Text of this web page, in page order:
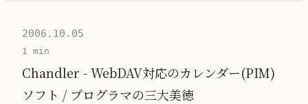
2006.10.05
1 min
Chandler - WebDAV対応のカレンダー(PIM)
ソフト / プログラマの三大美徳